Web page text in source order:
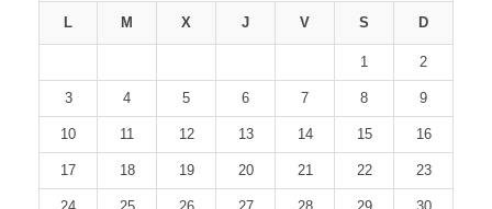
L M X J V S D
1 2
3 4 5 6 7 8 9
10 11 12 13 14 15 16
17 18 19 20 21 22 23